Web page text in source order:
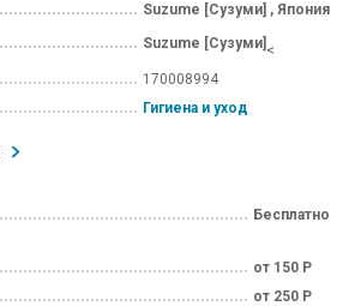
Suzume [Сузуми] , Япония
Suzume [Сузуми] <
170008994
Гигиена и уход
Бесплатно
от 150 Р
от 250 Р